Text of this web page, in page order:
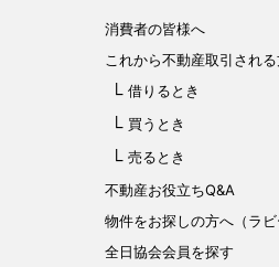
消費者の皆様へ
これから不動産取引され
借りるとき
買うとき
売るとき
不動産お役立ちQ&A
物件をお探しの方へ（ラビ
全日協会会員を探す